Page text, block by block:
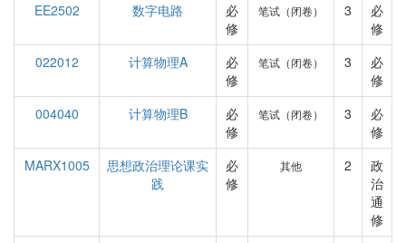
EE2502
数字电路
必
修
笔试（闭卷） 3
必
修
022012
计算物理A
必
修
笔试（闭卷） 3
必
修
004040
计算物理B
必
修
笔试（闭卷） 3
必
修
MARX1005
思想政治理论课实
践
必
修
其他 2
政
治
通
修